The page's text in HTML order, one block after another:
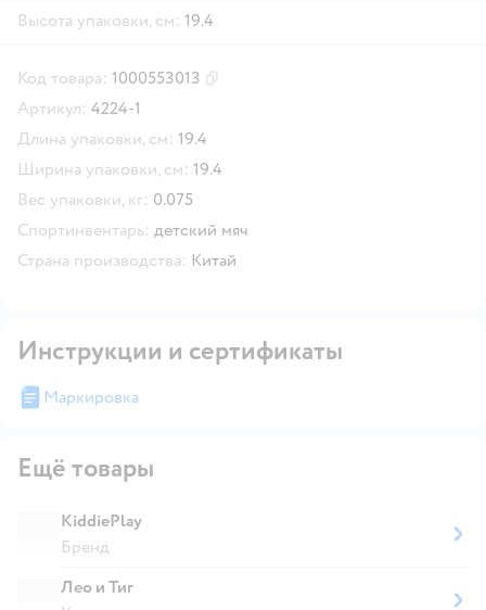
Высота упаковки, см: 19.4
Код товара: 1000553013
Артикул: 4224-1
Длина упаковки, см: 19.4
Ширина упаковки, см: 19.4
Вес упаковки, кг: 0.075
Спортинвентарь: детский мяч
Страна производства: Китай
Инструкции и сертификаты
Маркировка
Ещё товары
KiddiePlay
Бренд
Лео и Тиг